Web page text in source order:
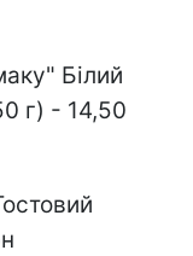
Білий
г) - 14,50